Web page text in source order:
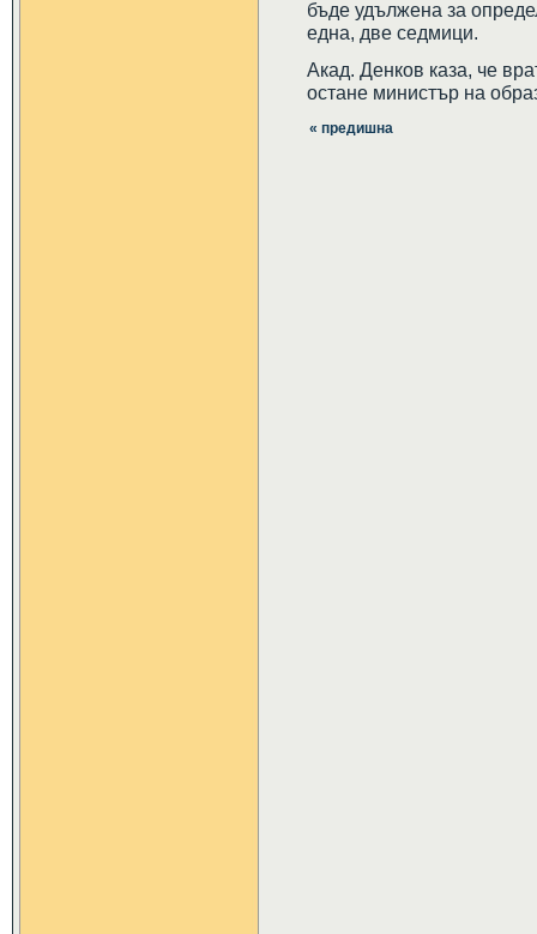
бъде удължена за
една, две седмици.
Акад. Денков каза, че
остане министър на
« предишна